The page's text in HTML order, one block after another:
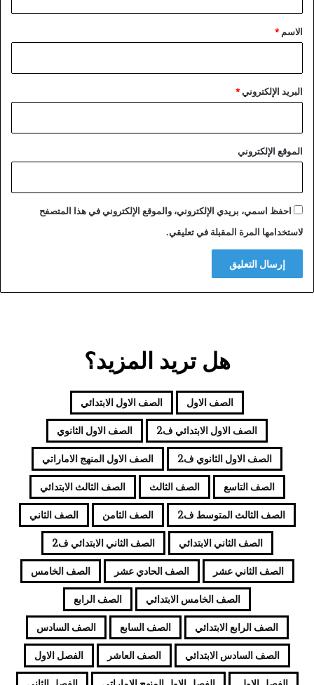
*
الاسم *
البريد الإلكتروني*
الموقع الإلكتروني
احفظ اسمي، بريدي الإلكتروني، والموقع الإلكتروني في هذا المتصفح
لاستخدامها المرة المقبلة في تعليقي.
هل تريد المزيد؟
الصف الاول الصف الاول الابتدائي
الصف الاول الابتدائي ف2 الصف الاول الثانوي
الصف الاول الثانوي ف2 الصف الاول المنهج الاماراتي
الصف التاسع الصف الثالث الصف الثالث الابتدائي
الصف الثالث المتوسط ف2 الصف الثامن الصف الثاني
الصف الثاني الابتدائي الصف الثاني الابتدائي ف2
الصف الثاني عشر الصف الحادي عشر الصف الخامس
الصف الخامس الابتدائي الصف الرابع
الصف الرابع الابتدائي الصف السابع الصف السادس
الصف السادس الابتدائي الصف العاشر الفصل الاول